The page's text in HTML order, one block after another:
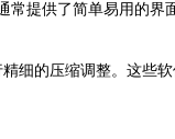
提供了简单易用的
细的压缩调整。这